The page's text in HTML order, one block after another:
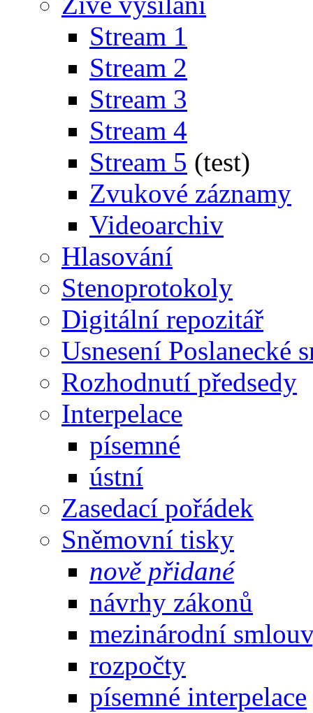
Stream 1
Stream 2
Stream 3
Stream 4
Stream 5 (test)
Zvukové záznamy
Videoarchiv
Hlasování
Stenoprotokoly
Digitální repozitář
Usnesení Poslanecké
Rozhodnutí předsedy
Interpelace
písemné
ústní
Zasedací pořádek
Sněmovní tisky
nově přidané
návrhy zákonů
mezinárodní
rozpočty
písemné interpelace